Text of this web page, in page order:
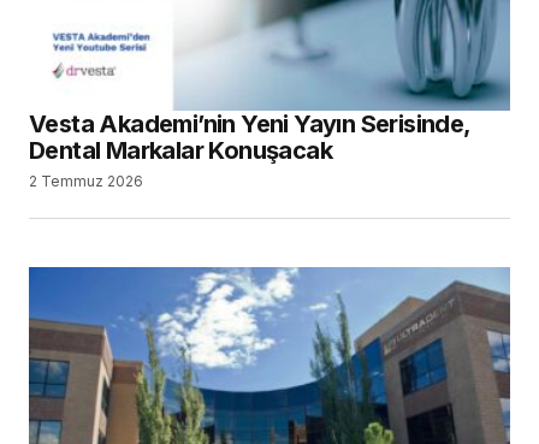
Vesta Akademi’nin Yeni Yayın Serisinde,
Dental Markalar Konuşacak
2 Temmuz 2026